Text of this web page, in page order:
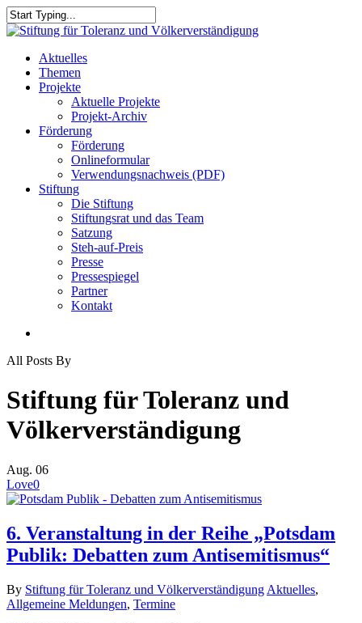
Skip
to
content
Close
search
Menu
Aktuelles
Themen
Projekte
Aktuelle Projekte
Projekt-Archiv
Förderung
Förderung
Onlineformular
Verwendungsnachweis (PDF)
Stiftung
Die Stiftung
Stiftungsrat und das Team
Satzung
Steh-auf-Preis
Presse
Pressespiegel
Partner
Kontakt
All Posts By
Stiftung für Toleranz und
Völkerverständigung
Aug. 06
Love0
6. Veranstaltung in der Reihe „Potsdam
Publik: Debatten zum Antisemitismus“
By Stiftung für Toleranz und Völkerverständigung Aktuelles,
Allgemeine Meldungen, Termine